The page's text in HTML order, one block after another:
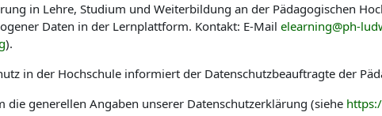
in Lehre, Studium und Weiterbildung an der Pädagogischen
Daten in der Lernplattform. Kontakt: E-Mail elearning@ph-
).
in der Hochschule informiert der Datenschutzbeauftragte der
die generellen Angaben unserer Datenschutzerklärung (siehe